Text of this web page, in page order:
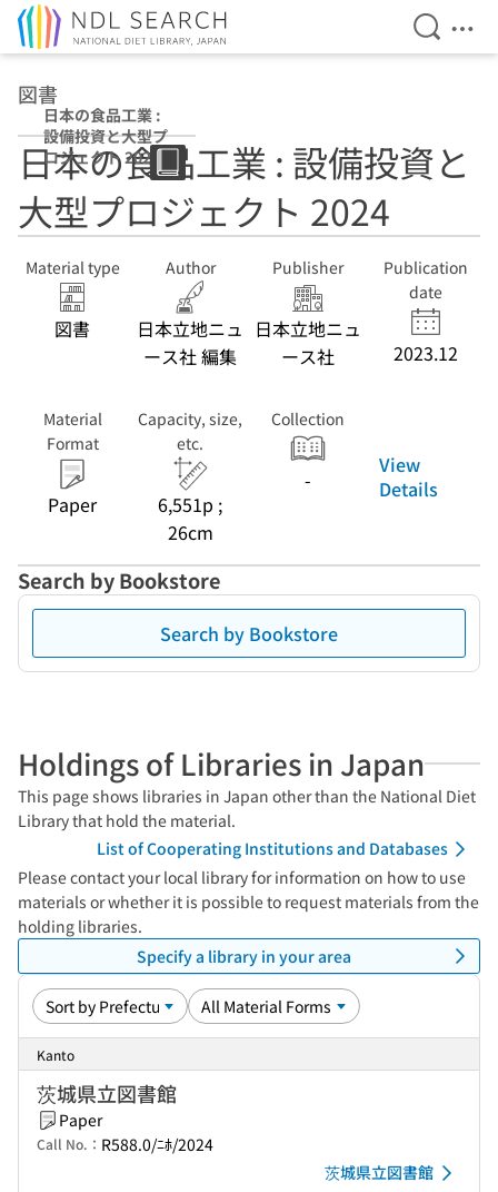
Open
図書
日本の食品工業 :
設備投資と大型プ
ロジェクト 2024
日本の食品工業 : 設備投資と
大型プロジェクト 2024
Material type
図書
Author
日本立地ニュ
ース社 編集
Publisher
日本立地ニュ
ース社
Publication
date
2023.12
Material
Format
Paper
Capacity, size,
etc.
6,551p ;
26cm
Collection
-
View
Details
Search by Bookstore
Search by Bookstore
Holdings of Libraries in Japan
This page shows libraries in Japan other than the National Diet
Library that hold the material.
List of Cooperating Institutions and Databases
Please contact your local library for information on how to use
materials or whether it is possible to request materials from the
holding libraries.
Specify a library in your area
Kanto
茨城県立図書館
Paper
Call No.： R588.0/ﾆﾎ/2024
茨城県立図書館